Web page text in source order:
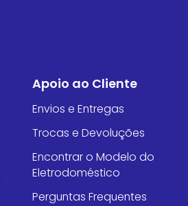
Apoio ao Cliente
Envios e Entregas
Trocas e Devoluções
Encontrar o Modelo do
Eletrodoméstico
Perguntas Frequentes